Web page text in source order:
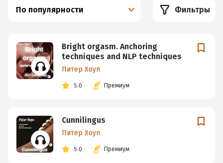
По популярности Фильтры
Bright orgasm. Anchoring
techniques and NLP techniques
Питер Хоуп
5.0 Премиум
Cunnilingus
Питер Хоуп
5.0 Премиум